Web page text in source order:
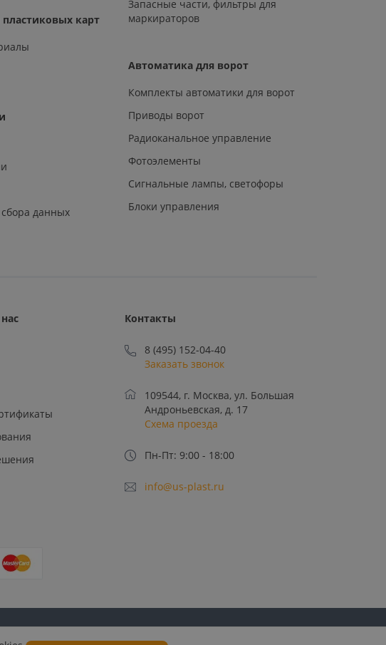
карт
данных
Запасные части, фильтры для
маркираторов
Автоматика для ворот
Комплекты автоматики для ворот
Приводы ворот
Радиоканальное управление
Фотоэлементы
Сигнальные лампы, светофоры
Блоки управления
Контакты
8 (495) 152-04-40
Заказать звонок
109544, г. Москва, ул. Большая
Андроньевская, д. 17
Схема проезда
Пн-Пт: 9:00 - 18:00
info@us-plast.ru